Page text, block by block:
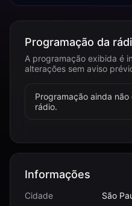
Programação da
A programação exibida é
alterações sem aviso
Programação ainda
rádio.
Informações
Cidade
São